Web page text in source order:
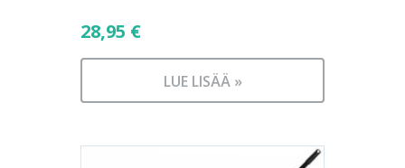
28,95 €
LUE LISÄÄ »